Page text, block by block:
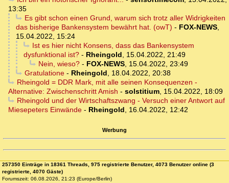
13:35
Es gibt schon einen Grund, warum sich trotz aller Widrigkeiten
das bisherige Bankensystem bewährt hat. (owT) - FOX-NEWS,
15.04.2022, 15:24
Ist es hier nicht Konsens, dass das Bankensystem
dysfunktional ist? - Rheingold, 15.04.2022, 21:49
Nein, wieso?- FOX-NEWS, 15.04.2022, 23:49
Gratulatione- Rheingold, 18.04.2022, 20:38
Rheingold = DDR Mark, mit alle seinen Konsequenzen -
Alternative: Zwischenschritt Amish - solstitium, 15.04.2022, 18:09
Rheingold und der Wirtschaftszwang - Versuch einer Antwort auf
Miesepeters Einwände - Rheingold, 16.04.2022, 12:42
Werbung
257350 Einträge in 18361 Threads, 975 registrierte Benutzer, 4073 Benutzer online (3
registrierte, 4070 Gäste)
Forumszeit: 06.08.2026, 21:23 (Europe/Berlin)